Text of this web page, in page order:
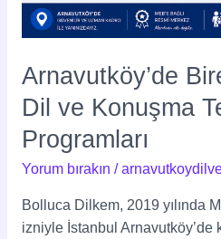
Arnavutköy’de
Dil ve Konuşma
Programları
Yorum bırakın /
Bolluca Dilkem, 2019 yılında
izniyle İstanbul Arnavutköy’de